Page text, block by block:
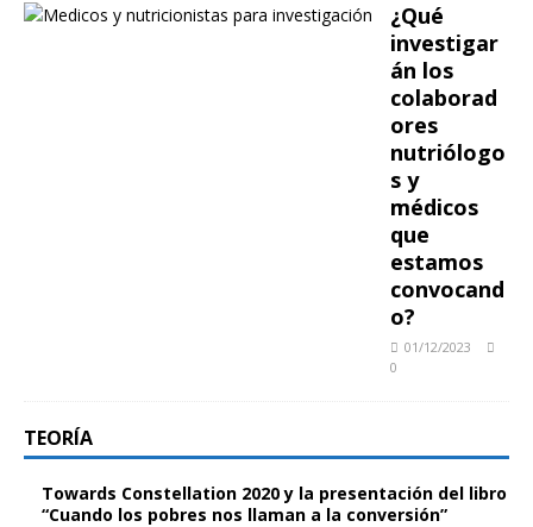
¿Qué
investigar
án los
colaborad
ores
nutriólogo
s y
médicos
que
estamos
convocand
o?
01/12/2023
0
TEORÍA
Towards Constellation 2020 y la presentación del libro
“Cuando los pobres nos llaman a la conversión”